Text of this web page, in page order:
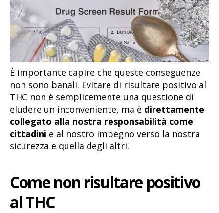
È importante capire che queste conseguenze
non sono banali. Evitare di risultare positivo al
THC non è semplicemente una questione di
eludere un inconveniente, ma è direttamente
collegato alla nostra responsabilità come
cittadini e al nostro impegno verso la nostra
sicurezza e quella degli altri.
Come non risultare positivo
al THC